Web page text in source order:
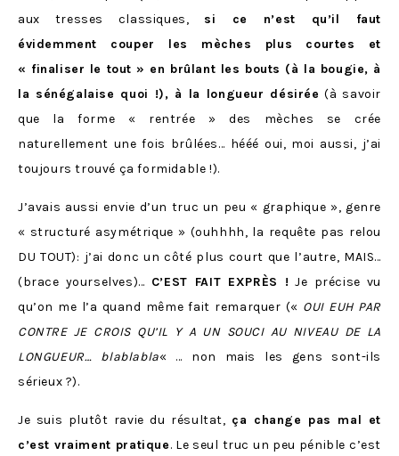
aux tresses classiques, si ce n’est qu’il faut
évidemment couper les mèches plus courtes et
« finaliser le tout » en brûlant les bouts (à la bougie, à
la sénégalaise quoi !), à la longueur désirée (à savoir
que la forme « rentrée » des mèches se crée
naturellement une fois brûlées… hééé oui, moi aussi, j’ai
toujours trouvé ça formidable !).
J’avais aussi envie d’un truc un peu « graphique », genre
« structuré asymétrique » (ouhhhh, la requête pas relou
DU TOUT): j’ai donc un côté plus court que l’autre, MAIS…
(brace yourselves)… C’EST FAIT EXPRÈS ! Je précise vu
qu’on me l’a quand même fait remarquer (« OUI EUH PAR
CONTRE JE CROIS QU’IL Y A UN SOUCI AU NIVEAU DE LA
LONGUEUR… blablabla« … non mais les gens sont-ils
sérieux ?).
Je suis plutôt ravie du résultat, ça change pas mal et
c’est vraiment pratique. Le seul truc un peu pénible c’est